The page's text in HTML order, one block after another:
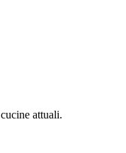
attuali.